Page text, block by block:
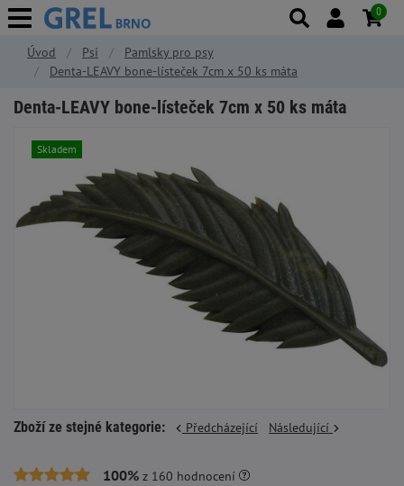
Úvod Psi
Pamlsky pro psy
Denta-LEAVY bone-lísteček 7cm x 50 ks máta
Denta-LEAVY bone-lísteček 7cm x 50 ks máta
Skladem
Zboží ze stejné kategorie: Předcházející Následující
100% z 160 hodnocení
0